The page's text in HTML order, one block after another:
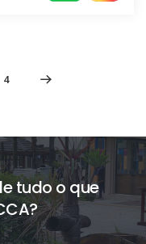
4
tudo o que